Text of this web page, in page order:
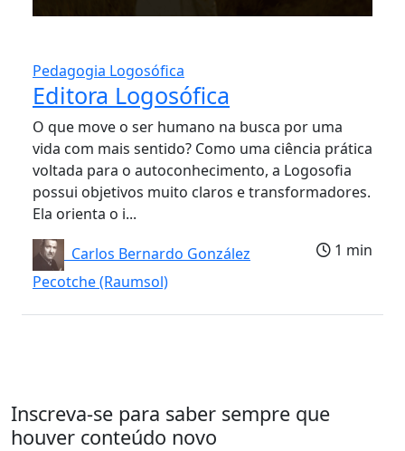
Pedagogia Logosófica
Editora Logosófica
O que move o ser humano na busca por uma
vida com mais sentido? Como uma ciência prática
voltada para o autoconhecimento, a Logosofia
possui objetivos muito claros e transformadores.
Ela orienta o i...
Carlos Bernardo González
Pecotche (Raumsol)
1 min
Inscreva-se para saber sempre que
houver conteúdo novo